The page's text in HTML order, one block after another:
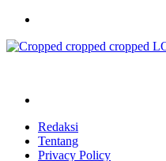
Redaksi
Tentang
Privacy Policy